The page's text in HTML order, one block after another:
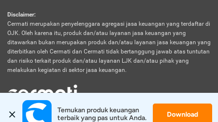
Disclaimer:
Cermati merupakan penyelenggara agregasi jasa keuangan yang terdaftar di
OJK. Oleh karena itu, produk dan/atau layanan jasa keuangan yang
ditawarkan bukan merupakan produk dan/atau layanan jasa keuangan yang
diterbitkan oleh Cermati dan Cermati tidak bertanggung jawab atas tuntutan
dan risiko terkait produk dan/atau layanan LJK dan/atau pihak yang
melakukan kegiatan di sektor jasa keuangan.
© 2026 Cermati. All Rights Reserved.
Temukan produk keuangan
terbaik yang pas untuk Anda.
Download